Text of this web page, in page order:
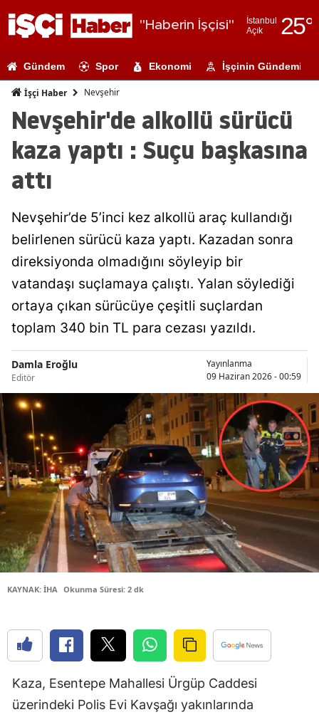
"Haberin İşçisi"
İstanbul
Açık
25°
Adıyaman
Ağrı
Amasya
Antalya
Artvin
Aydın
Balıkesir
Bitlis
Bolu
Burdur
Bursa
Çanakkale
Çorum
Diyarbakır
Edirne
Gündem Spor Ekonomi İşçinin Gündemi
İşçi Haber Nevşehir
Nevşehir'de alkollü sürücü
kaza yaptı : Suçu başkasına
attı
Nevşehir’de 5’inci kez alkollü araç kullandığı
belirlenen sürücü kaza yaptı. Kazadan sonra
direksiyonda olmadığını söyleyip bir
vatandaşı suçlamaya çalıştı. Yalan söylediği
ortaya çıkan sürücüye çeşitli suçlardan
toplam 340 bin TL para cezası yazıldı.
Damla Eroğlu
Editör
Yayınlanma
09 Haziran 2026 - 00:59
KAYNAK: İHA Okunma Süresi: 2 dk
Kaza, Esentepe Mahallesi Ürgüp Caddesi
üzerindeki Polis Evi Kavşağı yakınlarında